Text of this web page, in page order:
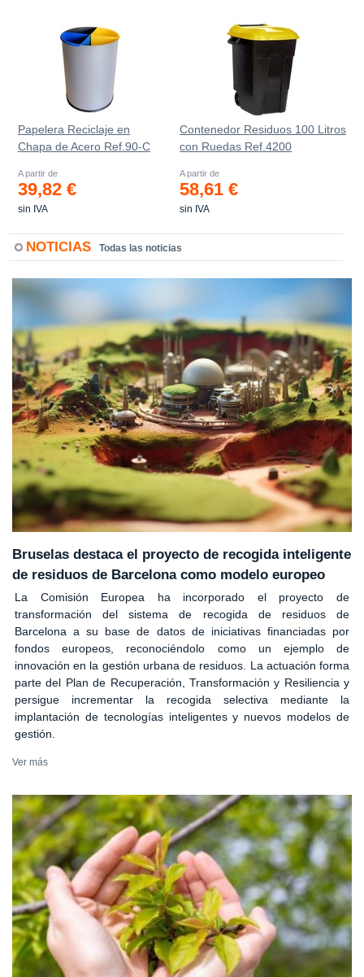
Papelera Reciclaje en
Chapa de Acero Ref.90-C
A partir de
39,82 €
sin IVA
Contenedor Residuos 100 Litros
con Ruedas Ref.4200
A partir de
58,61 €
sin IVA
NOTICIAS Todas las noticias
Bruselas destaca el proyecto de recogida inteligente
de residuos de Barcelona como modelo europeo
La Comisión Europea ha incorporado el proyecto de
transformación del sistema de recogida de residuos de
Barcelona a su base de datos de iniciativas financiadas por
fondos europeos, reconociéndolo como un ejemplo de
innovación en la gestión urbana de residuos. La actuación forma
parte del Plan de Recuperación, Transformación y Resiliencia y
persigue incrementar la recogida selectiva mediante la
implantación de tecnologías inteligentes y nuevos modelos de
gestión.
Ver más